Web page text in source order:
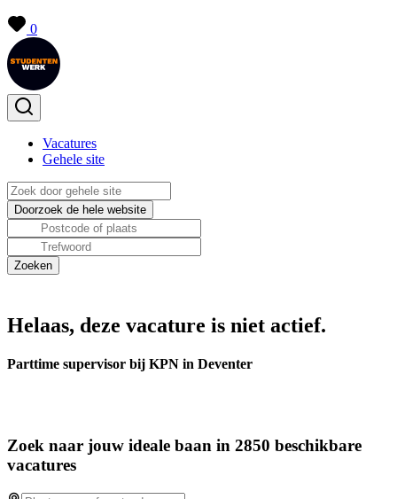
0
Vacatures
Gehele site
Helaas, deze vacature is niet actief.
Parttime supervisor bij KPN in Deventer
Zoek naar jouw ideale baan in 2850 beschikbare
vacatures